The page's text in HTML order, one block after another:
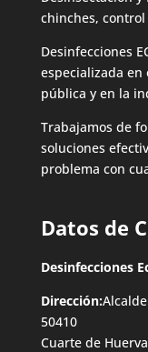
chinches,
Desinfecciones
especializada
pública y en la
Trabajamos de
soluciones
problema con
Datos de
Desinfecciones
Dirección:
50410
Cuarte de